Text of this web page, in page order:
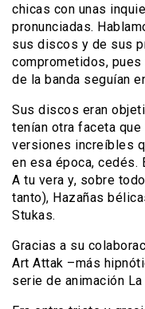
chicas con unas
pronunciadas.
sus discos y de sus
comprometidos,
de la banda seguían
Sus discos eran
tenían otra faceta que
versiones increíbles
en esa época, cedés.
A tu vera y, sobre
tanto), Hazañas
Stukas.
Gracias a su
Art Attak –más
serie de animación